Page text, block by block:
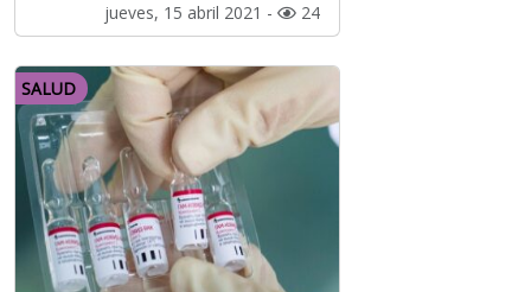
jueves, 15 abril 2021 - 24
SALUD